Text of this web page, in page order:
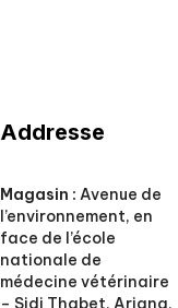
Addresse
Magasin : Avenue de
l’environnement, en
face de l’école
nationale de
médecine vétérinaire
– Sidi Thabet, Ariana,